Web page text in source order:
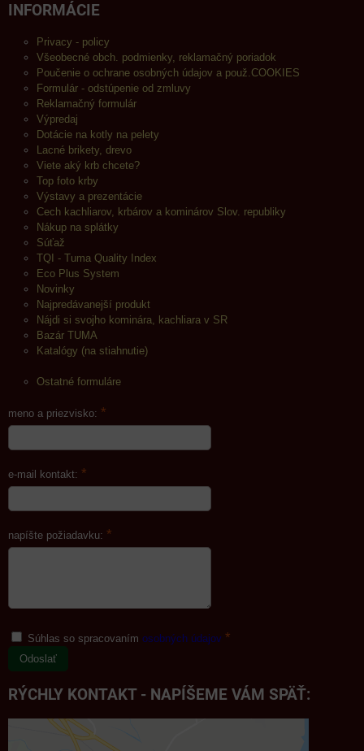
INFORMÁCIE
Privacy - policy
Všeobecné obch. podmienky, reklamačný poriadok
Poučenie o ochrane osobných údajov a použ.COOKIES
Formulár - odstúpenie od zmluvy
Reklamačný formulár
Výpredaj
Dotácie na kotly na pelety
Lacné brikety, drevo
Viete aký krb chcete?
Top foto krby
Výstavy a prezentácie
Cech kachliarov, krbárov a kominárov Slov. republiky
Nákup na splátky
Súťaž
TQI - Tuma Quality Index
Eco Plus System
Novinky
Najpredávanejší produkt
Nájdi si svojho kominára, kachliara v SR
Bazár TUMA
Katalógy (na stiahnutie)
Ostatné formuláre
meno a priezvisko: *
e-mail kontakt: *
napíšte požiadavku: *
Súhlas so spracovaním osobných údajov *
Odoslať
RÝCHLY KONTAKT - NAPÍŠEME VÁM SPÄŤ: